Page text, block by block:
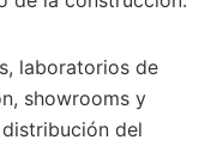
laboratorios de
showrooms y
del